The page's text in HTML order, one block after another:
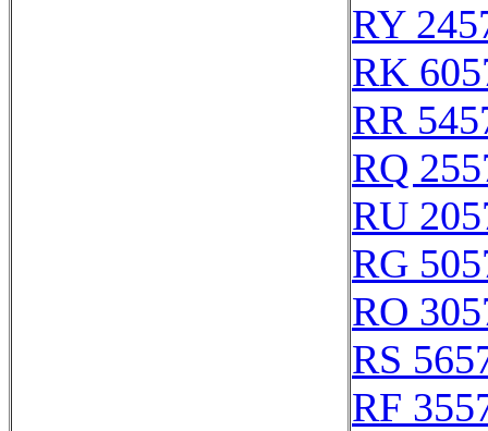
RY
RK
RR
RQ
RU
RG
RO
RS
RF